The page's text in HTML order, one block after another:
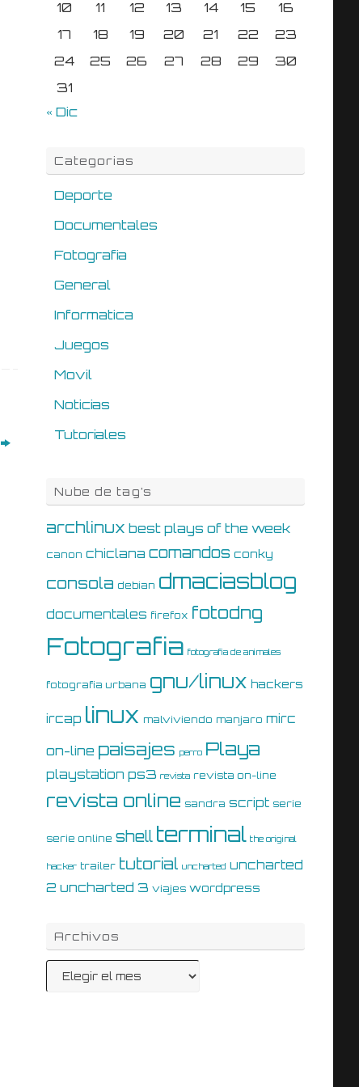
10
11 12 13 14 15
16
17
18 19 20 21 22
23
24
25 26 27 28 29
30
31
« Dic
Categorias
Deporte
Documentales
Fotografia
General
Informatica
Juegos
Movil
Noticias
Tutoriales
Nube de tag’s
archlinux best plays of the week
canon chiclana comandos conky
consola debian dmaciasblog
documentales firefox fotodng
Fotografia fotografia de animales
fotografia urbana gnu/linux hackers
ircap linux malviviendo manjaro mirc
on-line paisajes perro Playa
playstation ps3 revista revista on-line
revista online sandra script serie
serie online shell terminal the original
hacker trailer tutorial uncharted uncharted
2 uncharted 3 viajes wordpress
Archivos
Archivos